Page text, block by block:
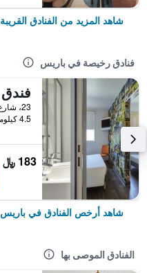
شاهد المزيد من الفنادق القريبة
فنادق رخيصة في باريس
4.5 كيلومتر عن وسط المدينة
183 ﷼
شاهد أرخص الفنادق في باريس
الفنادق الموصى بها